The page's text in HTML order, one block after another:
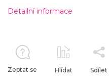
Detailní informace
Zeptat se Hlídat Sdílet